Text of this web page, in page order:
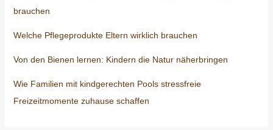
brauchen
Welche Pflegeprodukte Eltern wirklich brauchen
Von den Bienen lernen: Kindern die Natur näherbringen
Wie Familien mit kindgerechten Pools stressfreie
Freizeitmomente zuhause schaffen